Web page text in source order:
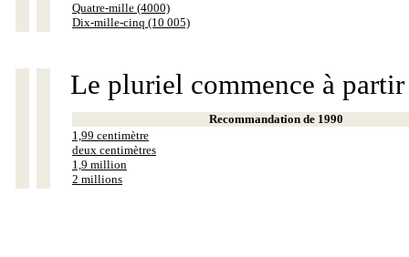
Quatre-mille (4000)
Dix-mille-cinq (10 005)
Le pluriel commence à
Recommandation de 1990
1,99 centimètre
deux centimètres
1,9 million
2 millions